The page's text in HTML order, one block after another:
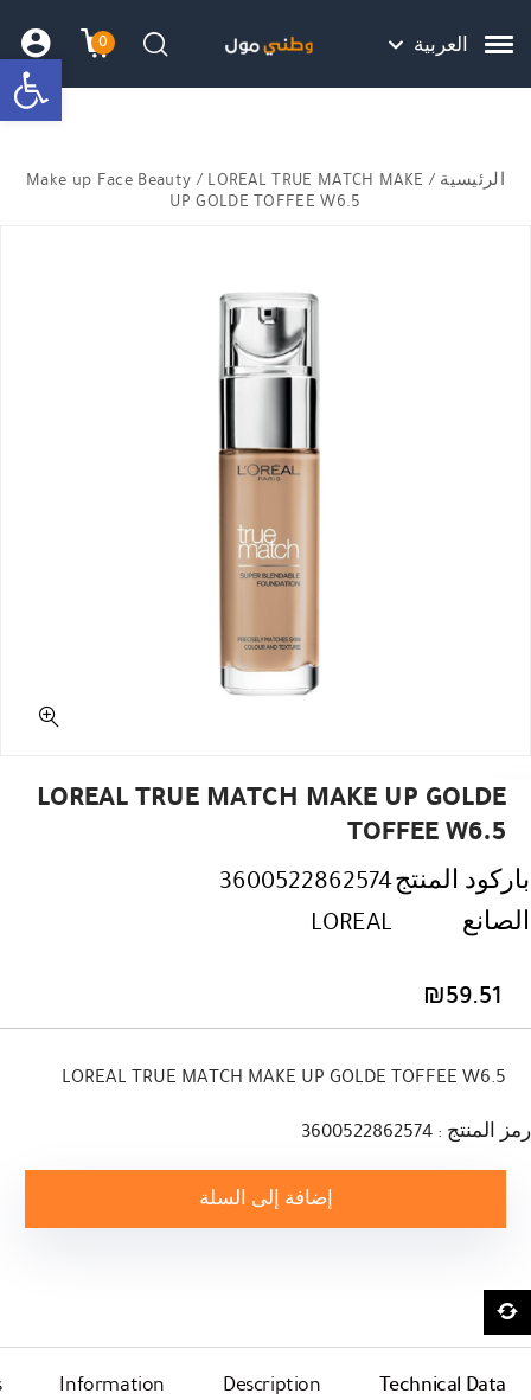
هل نزلت التطبيق ليصلك كل جديد ؟
العربية 0
עגלתחיפוש
الرئيسية /
Make up Face Beauty/ LOREAL TRUE MATCH MAKE
UP GOLDE TOFFEE W6.5
LOREAL TRUE MATCH MAKE UP GOLDE
TOFFEE W6.5
باركود المنتج3600522862574
الصانع
LOREAL
₪59.51
LOREAL TRUE MATCH MAKE UP GOLDE TOFFEE W6.5
رمز المنتج : 3600522862574
إضافة إلى السلة
Technical Data
Description
Information